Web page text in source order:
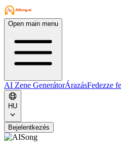
Open main menu
AI Zene GenerátorÁrazásFedezze
HU
Bejelentkezés